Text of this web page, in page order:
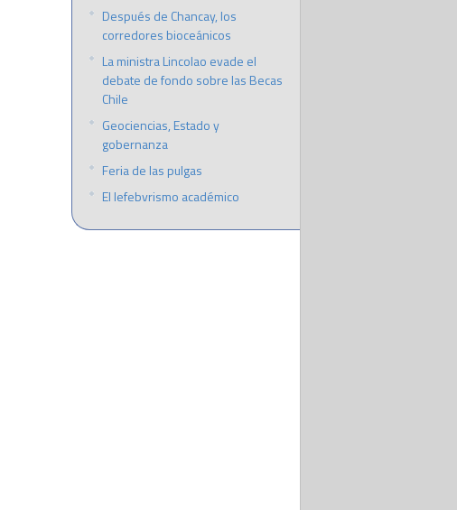
Después de Chancay, los
corredores bioceánicos
La ministra Lincolao evade el
debate de fondo sobre las Becas
Chile
Geociencias, Estado y
gobernanza
Feria de las pulgas
El lefebvrismo académico